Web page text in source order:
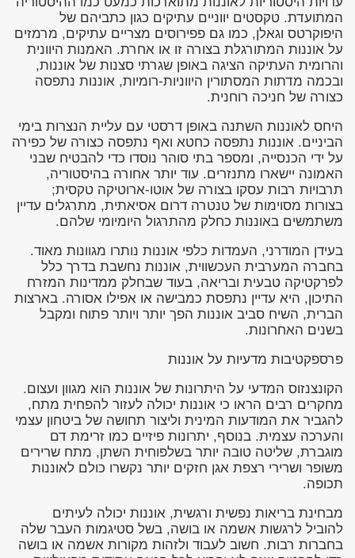
המתועדת. טקסטים יווניים עתיקים כגון כתביהם של
היפוקרטס וגאלן, כמו גם פפירוסים מצריים עתיקים, מרמזים
על אוננות המתורגלת בצורה זו או אחרת. האמנות היוונית
והרומית העתיקה הציגה באופן שגרתי סצנות של אוננות,
ובכמה מדתות המסתורין היווניות-רומיות, אוננות נתפסה
כצורה של חניכה רוחנית.
היחס לאוננות השתנה באופן דרסטי עם עליית הנצרות בימי
הביניים. אוננות נתפסה כחטא ואף נתפסה כצורה של כפירה
על ידי הכנסייה, ומספר בתי סוהר נוסדו כדי להבטיח שבני
האמונה יישארו מתנזרים. עוד יותר אחורה בהיסטוריה,
תרבויות רבות עסקו בצורה של אוטו-ארוטיקה טקסית;
בצורות מסוימות של טנטרה דרום אסיאתית, מתרגלים עדיין
משתמשים באוננות כחלק מהתרגול היומיומי שלהם.
בעידן המודרני, העמדות כלפי אוננות נותרו מגוונות מאוד.
בחברה המערבית העכשווית, אוננות נחשבת בדרך כלל
לפרקטיקה טבעית ובריאה, בעוד שבחלק ממדינות המזרח
התיכון, היא עדיין נתפסת כמבישה או אפילו אסורה. בארצות
הברית, השיח סביב אוננות הפך יותר ויותר פתוח ומקבל
בשנים האחרונות.
פרספקטיבות מדעיות על אוננות
הקונצנזוס המדעי על היתרונות של אוננות הוא מגוון ועצום.
מחקרים רבים הראו כי אוננות יכולה לעזור להפחית מתח,
להגביר את המודעות המינית וליצור תחושה של ביטחון עצמי
והערכה עצמית. בנוסף, יתרונות פיזיים כמו זרימת דם
מוגברת, שליטה טובה יותר בשלפוחית השתן, מתח שרירים
משופר ושרירי רצפת אגן חזקים יותר נקשרו כולם לאוננות
תכופה.
מבחינת בריאות נפשית ורגשית, אוננות יכולה לעיתים
להוביל לרגשות אשמה או בושה, בשל סטיגמות העבר שלה
בחברות רבות. חשוב לעבוד ולזהות מקורות אשמה או בושה